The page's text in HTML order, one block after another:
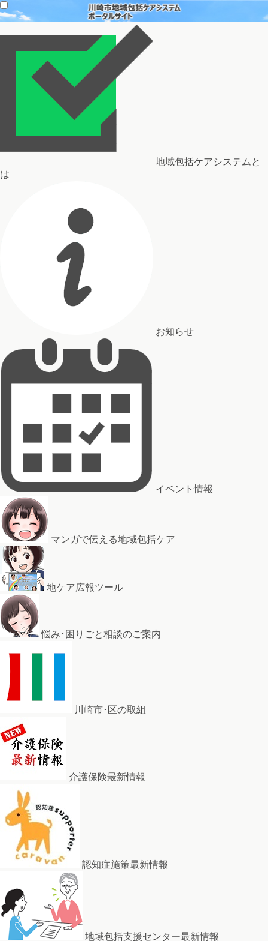
地域包括ケアシステムと
は
お知らせ
イベント情報
マンガで伝える地域包括ケア
地ケア広報ツール
悩み･困りごと相談のご案内
川崎市･区の取組
介護保険最新情報
認知症施策最新情報
地域包括支援センター最新情報